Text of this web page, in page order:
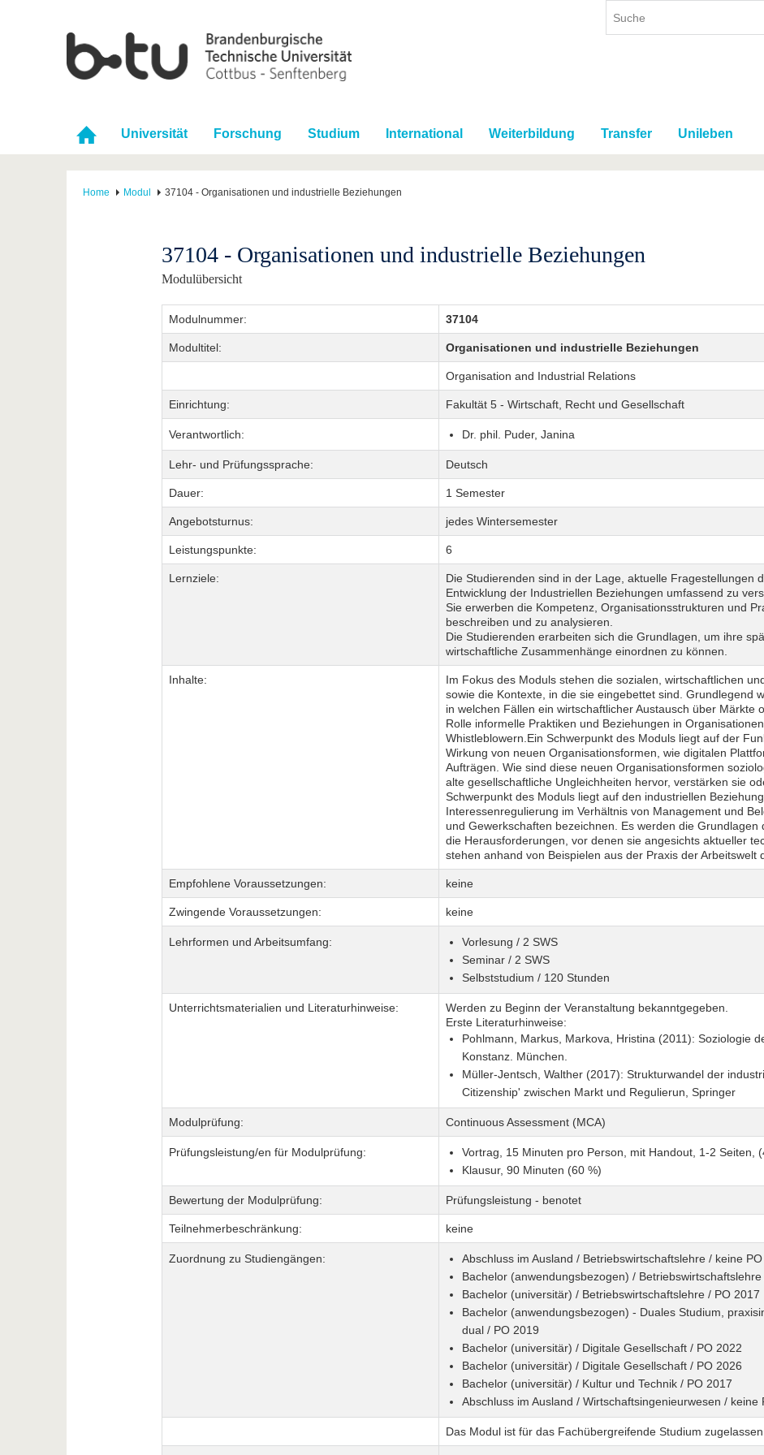
Universität Forschung Studium International Weiterbildung Transfer Unileben
Home Modul 37104 - Organisationen und industrielle Beziehungen
37104 - Organisationen und industrielle Beziehungen
Modulübersicht
Modulnummer: 37104
Modultitel: Organisationen und industrielle Beziehungen
Organisation and Industrial Relations
Einrichtung: Fakultät 5 - Wirtschaft, Recht und Gesellschaft
Verantwortlich: Dr. phil. Puder, Janina
Lehr- und Prüfungssprache: Deutsch
Dauer: 1 Semester
Angebotsturnus: jedes Wintersemester
Leistungspunkte: 6
Lernziele:
Die Studierenden sind in der Lage, aktuelle Fragestellungen
Entwicklung der Industriellen Beziehungen umfassend zu
Sie erwerben die Kompetenz, Organisationsstrukturen und
beschreiben und zu analysieren.
Die Studierenden erarbeiten sich die Grundlagen, um ihre
wirtschaftliche Zusammenhänge einordnen zu können.
Inhalte:
Im Fokus des Moduls stehen die sozialen, wirtschaftlichen
sowie die Kontexte, in die sie eingebettet sind. Grundlegend
in welchen Fällen ein wirtschaftlicher Austausch über Märkte
Rolle informelle Praktiken und Beziehungen in
Whistleblowern.Ein Schwerpunkt des Moduls liegt auf der
Wirkung von neuen Organisationsformen, wie digitalen
Aufträgen. Wie sind diese neuen Organisationsformen
alte gesellschaftliche Ungleichheiten hervor, verstärken sie
Schwerpunkt des Moduls liegt auf den industriellen
Interessenregulierung im Verhältnis von Management und
und Gewerkschaften bezeichnen. Es werden die
die Herausforderungen, vor denen sie angesichts aktueller
stehen anhand von Beispielen aus der Praxis der Arbeitswelt
Empfohlene Voraussetzungen: keine
Zwingende Voraussetzungen: keine
Lehrformen und Arbeitsumfang:
Vorlesung / 2 SWS
Seminar / 2 SWS
Selbststudium / 120 Stunden
Unterrichtsmaterialien und Literaturhinweise:
Werden zu Beginn der Veranstaltung bekanntgegeben.
Erste Literaturhinweise:
Pohlmann, Markus, Markova, Hristina (2011): Soziologie
Konstanz. München.
Müller-Jentsch, Walther (2017): Strukturwandel der
Citizenship' zwischen Markt und Regulierun, Springer
Modulprüfung: Continuous Assessment (MCA)
Prüfungsleistung/en für Modulprüfung:
Vortrag, 15 Minuten pro Person, mit Handout, 1-2 Seiten,
Klausur, 90 Minuten (60 %)
Bewertung der Modulprüfung: Prüfungsleistung - benotet
Teilnehmerbeschränkung: keine
Zuordnung zu Studiengängen:
Abschluss im Ausland / Betriebswirtschaftslehre / keine PO
Bachelor (anwendungsbezogen) / Betriebswirtschaftslehre
Bachelor (universitär) / Betriebswirtschaftslehre / PO 2017
Bachelor (anwendungsbezogen) - Duales Studium,
dual / PO 2019
Bachelor (universitär) / Digitale Gesellschaft / PO 2022
Bachelor (universitär) / Digitale Gesellschaft / PO 2026
Bachelor (universitär) / Kultur und Technik / PO 2017
Abschluss im Ausland / Wirtschaftsingenieurwesen / keine
Das Modul ist für das Fachübergreifende Studium